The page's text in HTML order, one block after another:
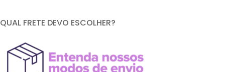
QUAL FRETE DEVO ESCOLHER?